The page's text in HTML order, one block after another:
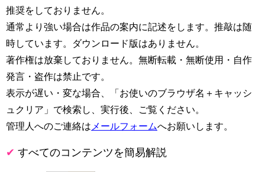
推奨をしておりません。
通常より強い場合は作品の案内に記述をします。推敲は随
時しています。ダウンロード版はありません。
著作権は放棄しておりません。無断転載・無断使用・自作
発言・盗作は禁止です。
表示が遅い・変な場合、「お使いのブラウザ名＋キャッシ
ュクリア」で検索し、実行後、ご覧ください。
管理人へのご連絡は メールフォームへお願いします。
すべてのコンテンツを簡易解説